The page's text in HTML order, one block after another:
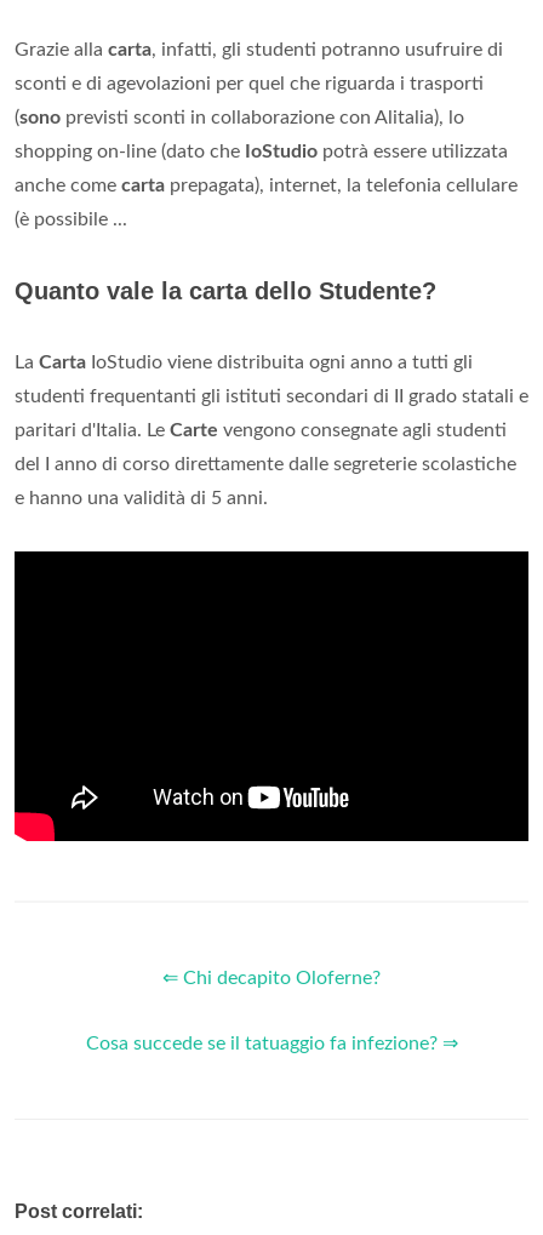
Grazie alla carta, infatti, gli studenti potranno usufruire di
sconti e di agevolazioni per quel che riguarda i trasporti
(sono previsti sconti in collaborazione con Alitalia), lo
shopping on-line (dato che IoStudio potrà essere utilizzata
anche come carta prepagata), internet, la telefonia cellulare
(è possibile ...
Quanto vale la carta dello Studente?
La Carta IoStudio viene distribuita ogni anno a tutti gli
studenti frequentanti gli istituti secondari di II grado statali e
paritari d'Italia. Le Carte vengono consegnate agli studenti
del I anno di corso direttamente dalle segreterie scolastiche
e hanno una validità di 5 anni.
⇐ Chi decapito Oloferne?
Cosa succede se il tatuaggio fa infezione? ⇒
Post correlati: